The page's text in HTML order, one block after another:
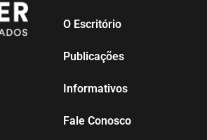
O Escritório
Publicações
Informativos
Fale Conosco